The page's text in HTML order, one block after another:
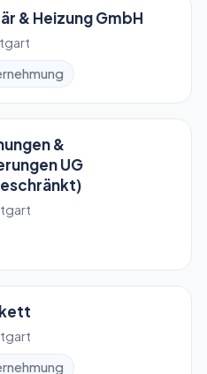
& Heizung GmbH
&
UG